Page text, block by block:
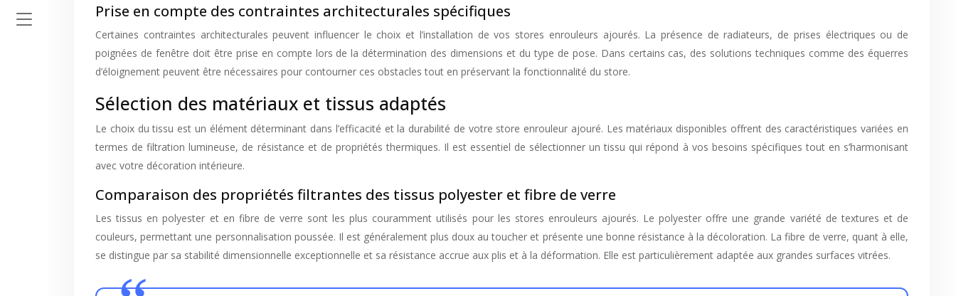
Prise en compte des contraintes architecturales spécifiques
Certaines contraintes architecturales peuvent influencer le choix et l’installation de vos stores enrouleurs ajourés. La présence de radiateurs, de prises électriques ou de
poignées de fenêtre doit être prise en compte lors de la détermination des dimensions et du type de pose. Dans certains cas, des solutions techniques comme des équerres
d’éloignement peuvent être nécessaires pour contourner ces obstacles tout en préservant la fonctionnalité du store.
Sélection des matériaux et tissus adaptés
Le choix du tissu est un élément déterminant dans l’efficacité et la durabilité de votre store enrouleur ajouré. Les matériaux disponibles offrent des caractéristiques variées en
termes de filtration lumineuse, de résistance et de propriétés thermiques. Il est essentiel de sélectionner un tissu qui répond à vos besoins spécifiques tout en s’harmonisant
avec votre décoration intérieure.
Comparaison des propriétés filtrantes des tissus polyester et fibre de verre
Les tissus en polyester et en fibre de verre sont les plus couramment utilisés pour les stores enrouleurs ajourés. Le polyester offre une grande variété de textures et de
couleurs, permettant une personnalisation poussée. Il est généralement plus doux au toucher et présente une bonne résistance à la décoloration. La fibre de verre, quant à elle,
se distingue par sa stabilité dimensionnelle exceptionnelle et sa résistance accrue aux plis et à la déformation. Elle est particulièrement adaptée aux grandes surfaces vitrées.